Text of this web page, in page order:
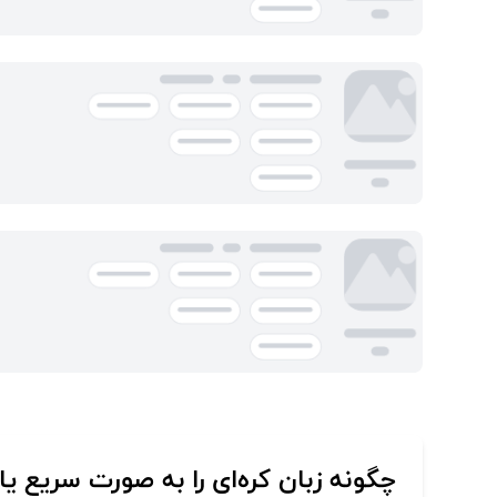
چگونه زبان کره‌ای را به صورت سریع